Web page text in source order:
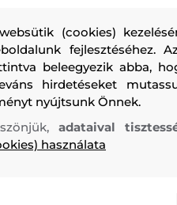
Dekoratív párnahuzat,
varrásban bőrből készült
ellátva, amely megkönnyíti
merinógyapjú
(cookies)
fejlesztéséhez.
beleegyezik abba,
hirdetéseket
nyújtsunk Önnek.
adataival
használata